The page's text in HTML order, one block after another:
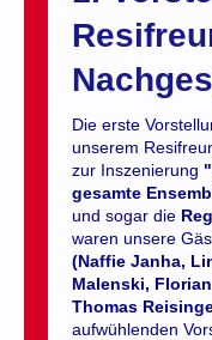
Die erste
unserem
zur Inszenierung
gesamte
und sogar die
waren unsere
(Naffie Janha,
Malenski,
Thomas
aufwühlenden